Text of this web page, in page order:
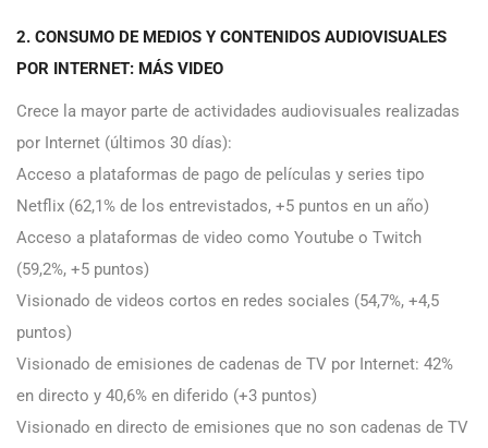
2. CONSUMO DE MEDIOS Y CONTENIDOS AUDIOVISUALES
POR INTERNET: MÁS VIDEO
Crece la mayor parte de actividades audiovisuales realizadas
por Internet (últimos 30 días):
Acceso a plataformas de pago de películas y series tipo
Netflix (62,1% de los entrevistados, +5 puntos en un año)
Acceso a plataformas de video como Youtube o Twitch
(59,2%, +5 puntos)
Visionado de videos cortos en redes sociales (54,7%, +4,5
puntos)
Visionado de emisiones de cadenas de TV por Internet: 42%
en directo y 40,6% en diferido (+3 puntos)
Visionado en directo de emisiones que no son cadenas de TV